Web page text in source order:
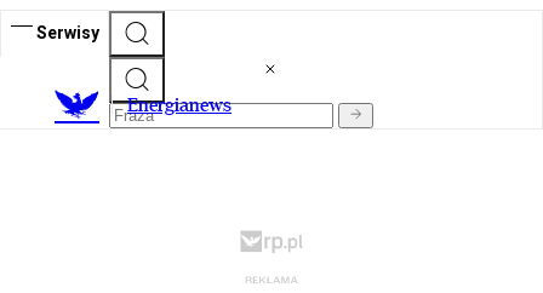
Serwisy
Energianews